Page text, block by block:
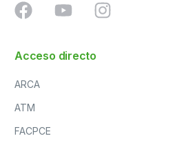
Acceso directo
ARCA
ATM
FACPCE